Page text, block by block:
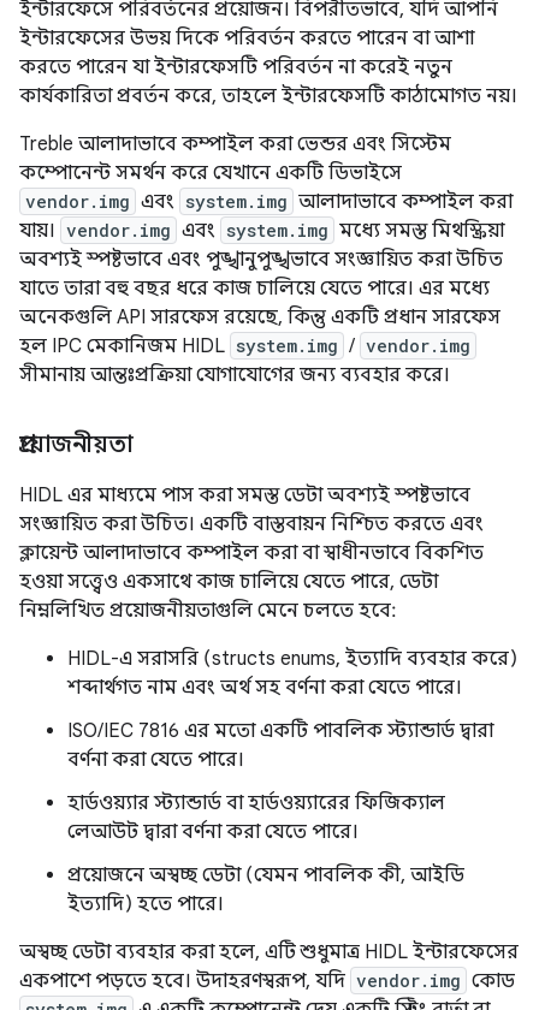
ইন্টারফেসে পরিবর্তনের প্রয়োজন। বিপরীতভাবে, যদি আপনি
ইন্টারফেসের উভয় দিকে পরিবর্তন করতে পারেন বা আশা
করতে পারেন যা ইন্টারফেসটি পরিবর্তন না করেই নতুন
কার্যকারিতা প্রবর্তন করে, তাহলে ইন্টারফেসটি কাঠামোগত নয়।
Treble আলাদাভাবে কম্পাইল করা ভেন্ডর এবং সিস্টেম
কম্পোনেন্ট সমর্থন করে যেখানে একটি ডিভাইসে
vendor.img এবং system.img আলাদাভাবে কম্পাইল করা
যায়। vendor.img এবং system.img মধ্যে সমস্ত মিথস্ক্রিয়া
অবশ্যই স্পষ্টভাবে এবং পুঙ্খানুপুঙ্খভাবে সংজ্ঞায়িত করা উচিত
যাতে তারা বহু বছর ধরে কাজ চালিয়ে যেতে পারে। এর মধ্যে
অনেকগুলি API সারফেস রয়েছে, কিন্তু একটি প্রধান সারফেস
হল IPC মেকানিজম HIDL system.img / vendor.img
সীমানায় আন্তঃপ্রক্রিয়া যোগাযোগের জন্য ব্যবহার করে।
প্রয়োজনীয়তা
HIDL এর মাধ্যমে পাস করা সমস্ত ডেটা অবশ্যই স্পষ্টভাবে
সংজ্ঞায়িত করা উচিত। একটি বাস্তবায়ন নিশ্চিত করতে এবং
ক্লায়েন্ট আলাদাভাবে কম্পাইল করা বা স্বাধীনভাবে বিকশিত
হওয়া সত্ত্বেও একসাথে কাজ চালিয়ে যেতে পারে, ডেটা
নিম্নলিখিত প্রয়োজনীয়তাগুলি মেনে চলতে হবে:
HIDL-এ সরাসরি (structs enums, ইত্যাদি ব্যবহার করে)
শব্দার্থগত নাম এবং অর্থ সহ বর্ণনা করা যেতে পারে।
ISO/IEC 7816 এর মতো একটি পাবলিক স্ট্যান্ডার্ড দ্বারা
বর্ণনা করা যেতে পারে।
হার্ডওয়্যার স্ট্যান্ডার্ড বা হার্ডওয়্যারের ফিজিক্যাল
লেআউট দ্বারা বর্ণনা করা যেতে পারে।
প্রয়োজনে অস্বচ্ছ ডেটা (যেমন পাবলিক কী, আইডি
ইত্যাদি) হতে পারে।
অস্বচ্ছ ডেটা ব্যবহার করা হলে, এটি শুধুমাত্র HIDL ইন্টারফেসের
একপাশে পড়তে হবে। উদাহরণস্বরূপ, যদি vendor.img কোড